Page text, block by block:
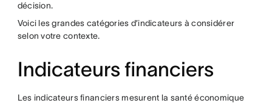
décision.
Voici les grandes catégories d’indicateurs à considérer
selon votre contexte.
Indicateurs financiers
Les indicateurs financiers mesurent la santé économique